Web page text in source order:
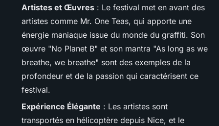
Artistes et Œuvres : Le festival met en avant des
artistes comme Mr. One Teas, qui apporte une
énergie maniaque issue du monde du graffiti. Son
œuvre "No Planet B" et son mantra "As long as we
breathe, we breathe" sont des exemples de la
profondeur et de la passion qui caractérisent ce
festival.
Expérience Élégante : Les artistes sont
transportés en hélicoptère depuis Nice, et le